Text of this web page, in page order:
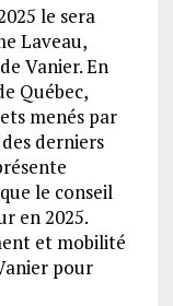
le sera
Laveau,
Vanier. En
Québec,
menés par
derniers
le conseil
en 2025.
et mobilité
pour